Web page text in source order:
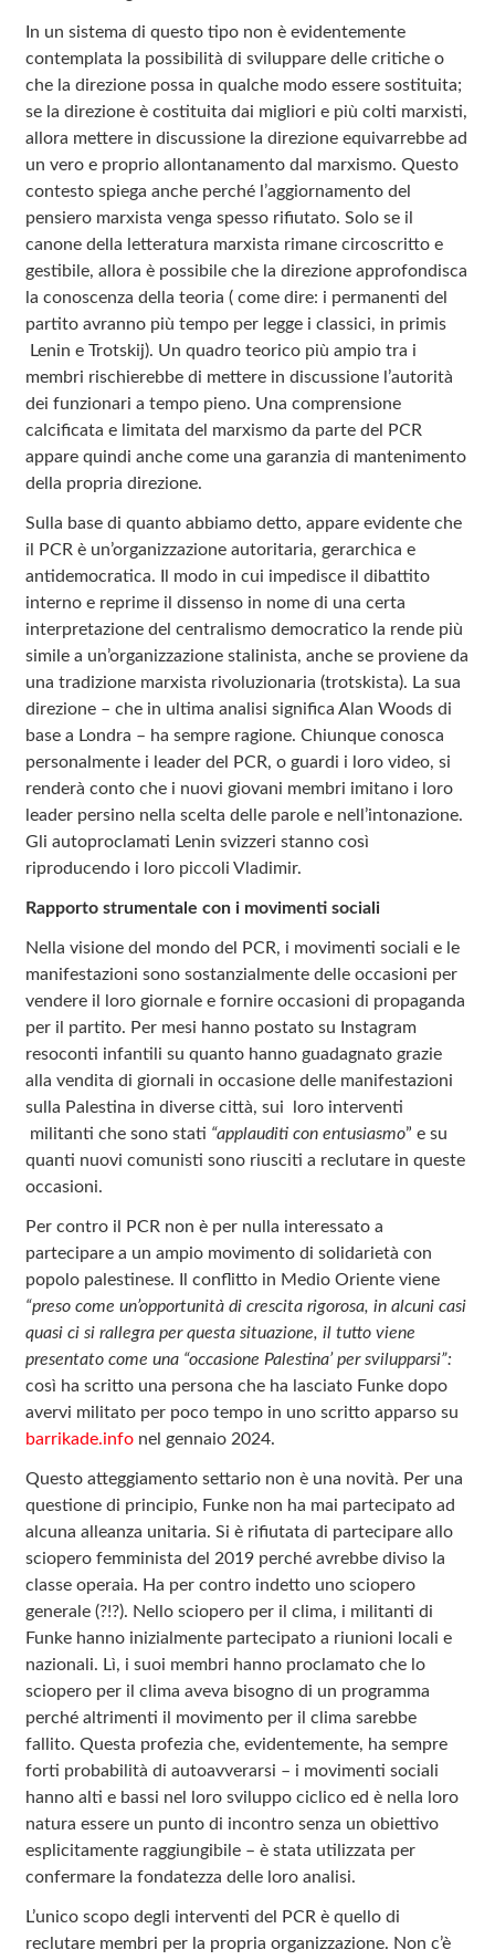
In un sistema di questo tipo non è evidentemente
contemplata la possibilità di sviluppare delle critiche o
che la direzione possa in qualche modo essere sostituita;
se la direzione è costituita dai migliori e più colti marxisti,
allora mettere in discussione la direzione equivarrebbe ad
un vero e proprio allontanamento dal marxismo. Questo
contesto spiega anche perché l’aggiornamento del
pensiero marxista venga spesso rifiutato. Solo se il
canone della letteratura marxista rimane circoscritto e
gestibile, allora è possibile che la direzione approfondisca
la conoscenza della teoria ( come dire: i permanenti del
partito avranno più tempo per legge i classici, in primis
Lenin e Trotskij). Un quadro teorico più ampio tra i
membri rischierebbe di mettere in discussione l’autorità
dei funzionari a tempo pieno. Una comprensione
calcificata e limitata del marxismo da parte del PCR
appare quindi anche come una garanzia di mantenimento
della propria direzione.
Sulla base di quanto abbiamo detto, appare evidente che
il PCR è un’organizzazione autoritaria, gerarchica e
antidemocratica. Il modo in cui impedisce il dibattito
interno e reprime il dissenso in nome di una certa
interpretazione del centralismo democratico la rende più
simile a un’organizzazione stalinista, anche se proviene da
una tradizione marxista rivoluzionaria (trotskista). La sua
direzione – che in ultima analisi significa Alan Woods di
base a Londra – ha sempre ragione. Chiunque conosca
personalmente i leader del PCR, o guardi i loro video, si
renderà conto che i nuovi giovani membri imitano i loro
leader persino nella scelta delle parole e nell’intonazione.
Gli autoproclamati Lenin svizzeri stanno così
riproducendo i loro piccoli Vladimir.
Rapporto strumentale con i movimenti sociali
Nella visione del mondo del PCR, i movimenti sociali e le
manifestazioni sono sostanzialmente delle occasioni per
vendere il loro giornale e fornire occasioni di propaganda
per il partito. Per mesi hanno postato su Instagram
resoconti infantili su quanto hanno guadagnato grazie
alla vendita di giornali in occasione delle manifestazioni
sulla Palestina in diverse città, sui loro interventi
militanti che sono stati “applauditi con entusiasmo” e su
quanti nuovi comunisti sono riusciti a reclutare in queste
occasioni.
Per contro il PCR non è per nulla interessato a
partecipare a un ampio movimento di solidarietà con
popolo palestinese. Il conflitto in Medio Oriente viene
“preso come un’opportunità di crescita rigorosa, in alcuni casi
quasi ci si rallegra per questa situazione, il tutto viene
presentato come una “occasione Palestina’ per svilupparsi”:
così ha scritto una persona che ha lasciato Funke dopo
avervi militato per poco tempo in uno scritto apparso su
barrikade.infonel gennaio 2024.
Questo atteggiamento settario non è una novità. Per una
questione di principio, Funke non ha mai partecipato ad
alcuna alleanza unitaria. Si è rifiutata di partecipare allo
sciopero femminista del 2019 perché avrebbe diviso la
classe operaia. Ha per contro indetto uno sciopero
generale (?!?). Nello sciopero per il clima, i militanti di
Funke hanno inizialmente partecipato a riunioni locali e
nazionali. Lì, i suoi membri hanno proclamato che lo
sciopero per il clima aveva bisogno di un programma
perché altrimenti il movimento per il clima sarebbe
fallito. Questa profezia che, evidentemente, ha sempre
forti probabilità di autoavverarsi – i movimenti sociali
hanno alti e bassi nel loro sviluppo ciclico ed è nella loro
natura essere un punto di incontro senza un obiettivo
esplicitamente raggiungibile – è stata utilizzata per
confermare la fondatezza delle loro analisi.
L’unico scopo degli interventi del PCR è quello di
reclutare membri per la propria organizzazione. Non c’è